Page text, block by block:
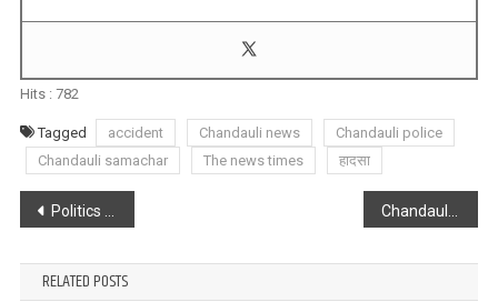
Hits : 782
Tagged accident Chandauli news
Chandauli police
Chandauli samachar
The news times हादसा
Post
navigation
Politics : भाजपा ने बिहार चुनाव में संजीव तिवारी को बनाया उप प्रभारी, समर्थकों में खुशी की लहर
RELATED POSTS